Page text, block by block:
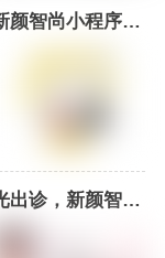
颜智尚小程序一
出诊，新颜智尚